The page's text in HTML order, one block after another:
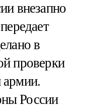
внезапно
в
проверки
армии.
России